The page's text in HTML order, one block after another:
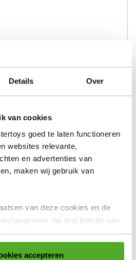
Details Over
van cookies
goed te laten functioneren
websites relevante,
en advertenties van
maken wij gebruik van
van deze cookies en de
die met behulp van
doeleinden worden
aanpassen.
accepteren
binnen 1-2 dagen in huis
Gratis verzending vanaf 25,-